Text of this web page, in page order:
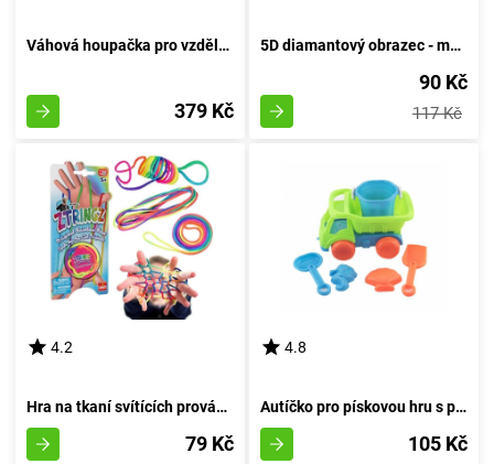
Váhová houpačka pro vzdělávání opic
379 Kč
5D diamantový obrazec - malé koťátko
90 Kč
117 Kč
4.2
Hra na tkaní svítících provázků v oblouku
79 Kč
4.8
Autíčko pro pískovou hru s příslušenstvím 16 cm
105 Kč